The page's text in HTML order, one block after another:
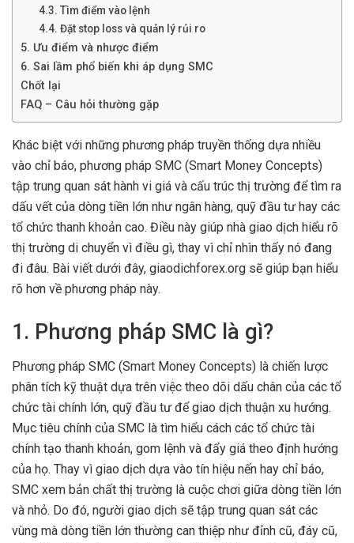
4.3. Tìm điểm vào lệnh
4.4. Đặt stop loss và quản lý rủi ro
5. Ưu điểm và nhược điểm
6. Sai lầm phổ biến khi áp dụng SMC
Chốt lại
FAQ – Câu hỏi thường gặp
Khác biệt với những phương pháp truyền thống dựa nhiều
vào chỉ báo, phương pháp SMC (Smart Money Concepts)
tập trung quan sát hành vi giá và cấu trúc thị trường để tìm ra
dấu vết của dòng tiền lớn như ngân hàng, quỹ đầu tư hay các
tổ chức thanh khoản cao. Điều này giúp nhà giao dịch hiểu rõ
thị trường di chuyển vì điều gì, thay vì chỉ nhìn thấy nó đang
đi đâu. Bài viết dưới đây, giaodichforex.org sẽ giúp bạn hiểu
rõ hơn về phương pháp này.
1. Phương pháp SMC là gì?
Phương pháp SMC (Smart Money Concepts) là chiến lược
phân tích kỹ thuật dựa trên việc theo dõi dấu chân của các tổ
chức tài chính lớn, quỹ đầu tư để giao dịch thuận xu hướng.
Mục tiêu chính của SMC là tìm hiểu cách các tổ chức tài
chính tạo thanh khoản, gom lệnh và đẩy giá theo định hướng
của họ. Thay vì giao dịch dựa vào tín hiệu nến hay chỉ báo,
SMC xem bản chất thị trường là cuộc chơi giữa dòng tiền lớn
và nhỏ. Do đó, người giao dịch sẽ tập trung quan sát các
vùng mà dòng tiền lớn thường can thiệp như đỉnh cũ, đáy cũ,